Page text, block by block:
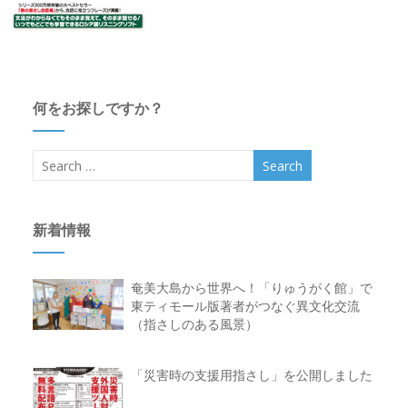
何をお探しですか？
新着情報
奄美大島から世界へ！「りゅうがく館」で
東ティモール版著者がつなぐ異文化交流
（指さしのある風景）
「災害時の支援用指さし」を公開しました